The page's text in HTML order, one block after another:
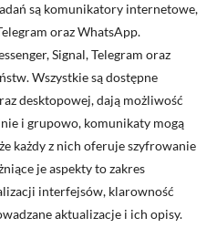
są komunikatory internetowe,
oraz WhatsApp.
Signal, Telegram oraz
Wszystkie są dostępne
desktopowej, dają możliwość
i grupowo, komunikaty mogą
każdy z nich oferuje szyfrowanie
je aspekty to zakres
interfejsów, klarowność
aktualizacje i ich opisy.